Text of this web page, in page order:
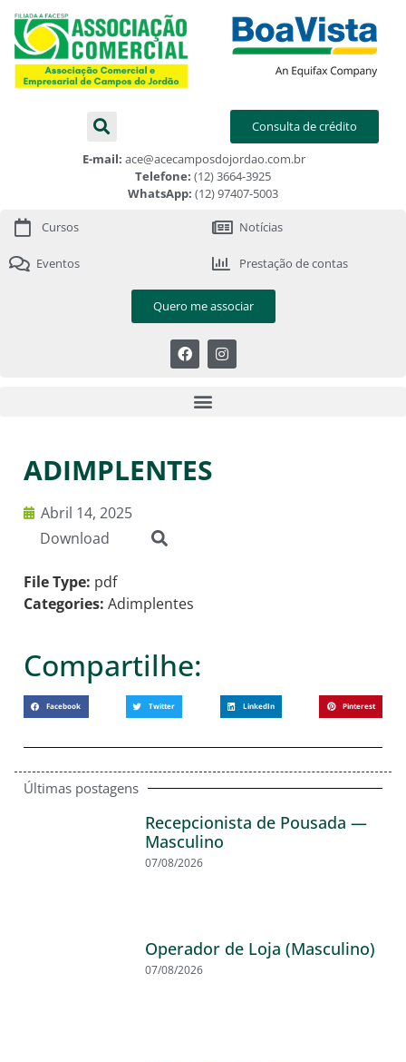
Consulta de crédito
E-mail: ace@acecamposdojordao.com.br
Telefone: (12) 3664-3925
WhatsApp: (12) 97407-5003
Cursos Notícias
Eventos Prestação de contas
Quero me associar
ADIMPLENTES
Abril 14, 2025
Download
File Type: pdf
Categories: Adimplentes
Compartilhe:
Facebook Twitter LinkedIn Pinterest
Últimas postagens
Recepcionista de Pousada —
Masculino
07/08/2026
Operador de Loja (Masculino)
07/08/2026